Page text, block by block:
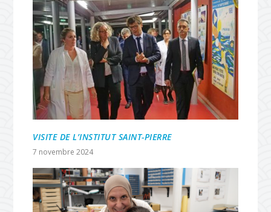
VISITE DE L’INSTITUT SAINT-PIERRE
7 novembre 2024